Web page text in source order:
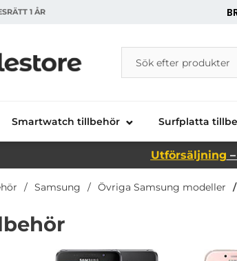
1 ÅR
för Danira Telecom AB
Sök
Sök på Danira
Smartwatch tillbehör Surfplatta
Utförsäljning
Samsung Övriga Samsung modeller